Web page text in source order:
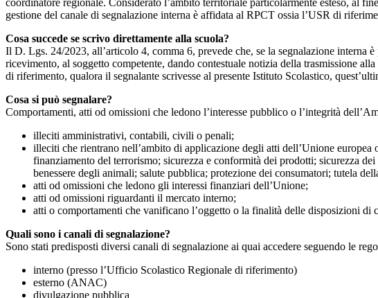
coordinatore regionale. Considerato l’ambito territoriale particolarmente esteso, al
gestione del canale di segnalazione interna è affidata al RPCT ossia l’USR di
Cosa succede se scrivo direttamente alla scuola?
Il D. Lgs. 24/2023, all’articolo 4, comma 6, prevede che, se la segnalazione interna
ricevimento, al soggetto competente, dando contestuale notizia della trasmissione
di riferimento, qualora il segnalante scrivesse al presente Istituto Scolastico,
Cosa si può segnalare?
Comportamenti, atti od omissioni che ledono l’interesse pubblico o l’integrità
illeciti amministrativi, contabili, civili o penali;
illeciti che rientrano nell’ambito di applicazione degli atti dell’Unione
finanziamento del terrorismo; sicurezza e conformità dei prodotti; sicurezza
benessere degli animali; salute pubblica; protezione dei consumatori; tutela
atti od omissioni che ledono gli interessi finanziari dell’Unione;
atti od omissioni riguardanti il mercato interno;
atti o comportamenti che vanificano l’oggetto o la finalità delle disposizioni di
Quali sono i canali di segnalazione?
Sono stati predisposti diversi canali di segnalazione ai quai accedere seguendo le
interno (presso l’Ufficio Scolastico Regionale di riferimento)
esterno (ANAC)
divulgazione pubblica